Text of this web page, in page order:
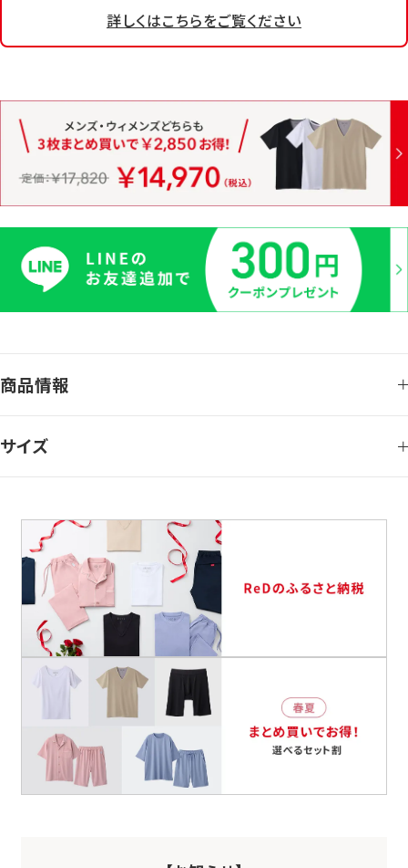
詳しくはこちらをご覧ください
商品情報
サイズ